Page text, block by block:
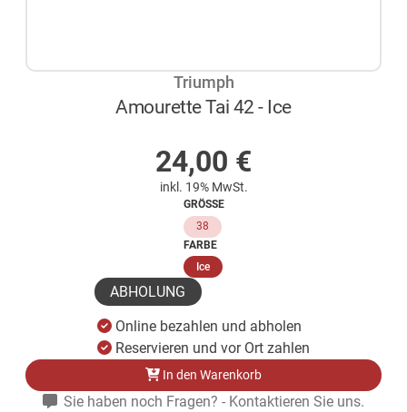
Triumph
Amourette Tai 42 - Ice
24,00 €
inkl. 19% MwSt.
GRÖSSE
38
FARBE
Ice(ausgewählt)
ABHOLUNG
Online bezahlen und abholen
Reservieren und vor Ort zahlen
In den Warenkorb
Sie haben noch Fragen? - Kontaktieren Sie uns.